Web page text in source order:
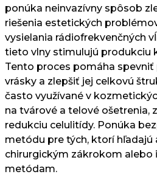
ponúka neinvazívny spôsob
riešenia estetických
vysielania rádiofrekvenčných
tieto vlny stimulujú produkciu
Tento proces pomáha
vrásky a zlepšiť jej celkovú
často využívané v
na tvárové a telové ošetrenia,
redukciu celulitídy. Ponúka
metódu pre tých, ktorí hľadajú
chirurgickým zákrokom alebo
metódam.